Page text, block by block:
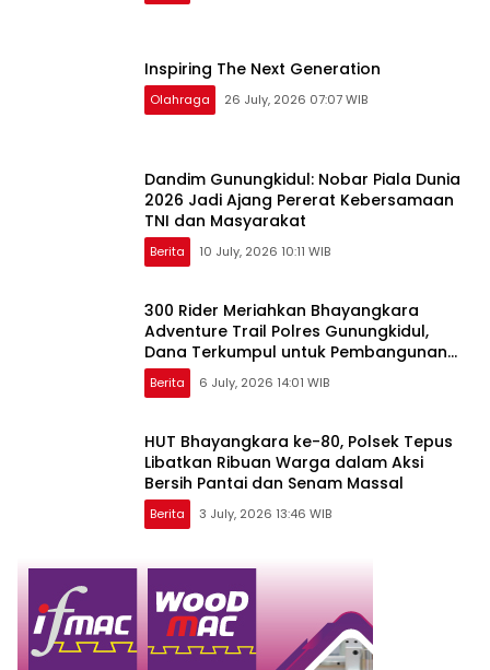
Inspiring The Next Generation
Olahraga 26 July, 2026 07:07 WIB
Dandim Gunungkidul: Nobar Piala Dunia
2026 Jadi Ajang Pererat Kebersamaan
TNI dan Masyarakat
Berita 10 July, 2026 10:11 WIB
300 Rider Meriahkan Bhayangkara
Adventure Trail Polres Gunungkidul,
Dana Terkumpul untuk Pembangunan
Masjid
Berita 6 July, 2026 14:01 WIB
HUT Bhayangkara ke-80, Polsek Tepus
Libatkan Ribuan Warga dalam Aksi
Bersih Pantai dan Senam Massal
Berita 3 July, 2026 13:46 WIB